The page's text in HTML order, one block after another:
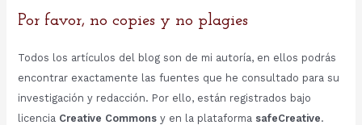
Por favor, no copies y no plagies
Todos los artículos del blog son de mi autoría, en ellos podrás
encontrar exactamente las fuentes que he consultado para su
investigación y redacción. Por ello, están registrados bajo
licencia Creative Commonsy en la plataforma safeCreative.